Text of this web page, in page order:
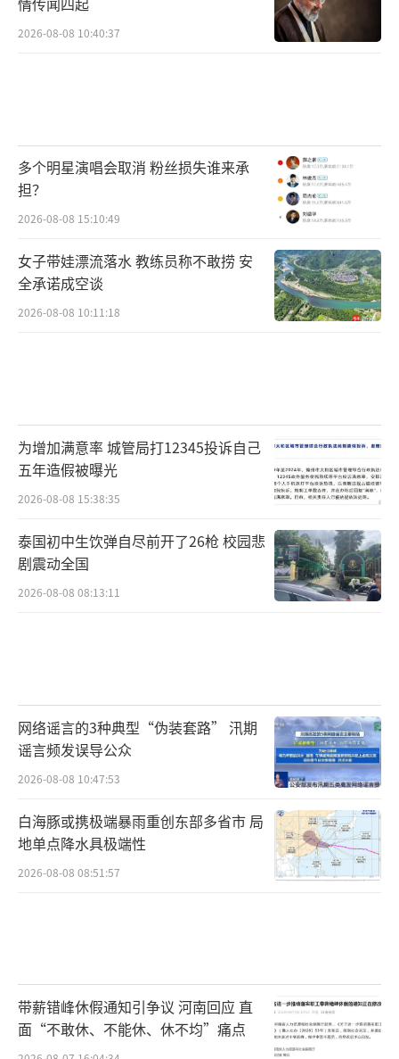
2026-08-08 10:40:37
多个明星演唱会取消 粉丝损失谁来承
担？
2026-08-08 15:10:49
女子带娃漂流落水 教练员称不敢捞 安
全承诺成空谈
2026-08-08 10:11:18
为增加满意率 城管局打12345投诉自己
五年造假被曝光
2026-08-08 15:38:35
泰国初中生饮弹自尽前开了26枪 校园悲
剧震动全国
2026-08-08 08:13:11
网络谣言的3种典型“伪装套路” 汛期
谣言频发误导公众
2026-08-08 10:47:53
白海豚或携极端暴雨重创东部多省市 局
地单点降水具极端性
2026-08-08 08:51:57
带薪错峰休假通知引争议 河南回应 直
面“不敢休、不能休、休不均”痛点